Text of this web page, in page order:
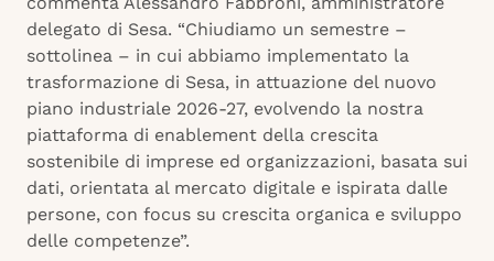
delegato di Sesa. “Chiudiamo un semestre –
sottolinea – in cui abbiamo implementato la
trasformazione di Sesa, in attuazione del nuovo
piano industriale 2026-27, evolvendo la nostra
piattaforma di enablement della crescita
sostenibile di imprese ed organizzazioni, basata sui
dati, orientata al mercato digitale e ispirata dalle
persone, con focus su crescita organica e sviluppo
delle competenze”.